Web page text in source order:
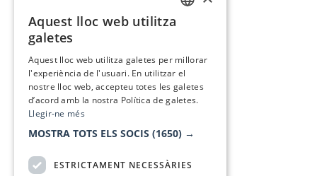
Aquest lloc web utilitza
galetes
Aquest lloc web utilitza galetes per millorar
l'experiència de l'usuari. En utilitzar el
nostre lloc web, accepteu totes les galetes
d’acord amb la nostra Política de galetes.
Llegir-ne més
MOSTRA TOTS ELS SOCIS (1650) →
ESTRICTAMENT NECESSÀRIES